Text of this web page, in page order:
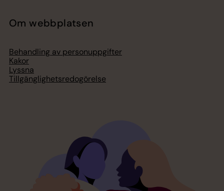
Om webbplatsen
Behandling av personuppgifter
Kakor
Lyssna
Tillgänglighetsredogörelse